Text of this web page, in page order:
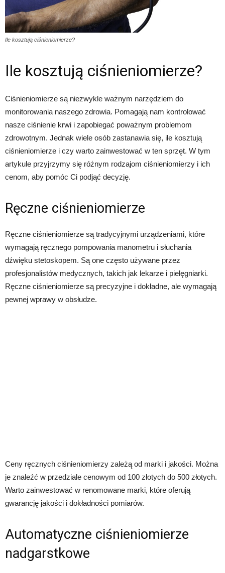
Ile kosztują ciśnieniomierze?
Ile kosztują ciśnieniomierze?
Ciśnieniomierze są niezwykle ważnym narzędziem do
monitorowania naszego zdrowia. Pomagają nam kontrolować
nasze ciśnienie krwi i zapobiegać poważnym problemom
zdrowotnym. Jednak wiele osób zastanawia się, ile kosztują
ciśnieniomierze i czy warto zainwestować w ten sprzęt. W tym
artykule przyjrzymy się różnym rodzajom ciśnieniomierzy i ich
cenom, aby pomóc Ci podjąć decyzję.
Ręczne ciśnieniomierze
Ręczne ciśnieniomierze są tradycyjnymi urządzeniami, które
wymagają ręcznego pompowania manometru i słuchania
dźwięku stetoskopem. Są one często używane przez
profesjonalistów medycznych, takich jak lekarze i pielęgniarki.
Ręczne ciśnieniomierze są precyzyjne i dokładne, ale wymagają
pewnej wprawy w obsłudze.
Ceny ręcznych ciśnieniomierzy zależą od marki i jakości. Można
je znaleźć w przedziale cenowym od 100 złotych do 500 złotych.
Warto zainwestować w renomowane marki, które oferują
gwarancję jakości i dokładności pomiarów.
Automatyczne ciśnieniomierze
nadgarstkowe